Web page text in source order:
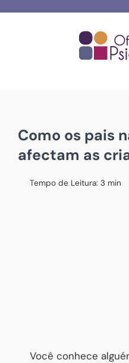
Como os pais
afectam as
Tempo de Leitura: 3 min
Você conhece